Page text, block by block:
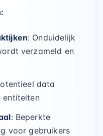
: Onduidelijk
verzameld en
data
entiteiten
: Beperkte
voor gebruikers